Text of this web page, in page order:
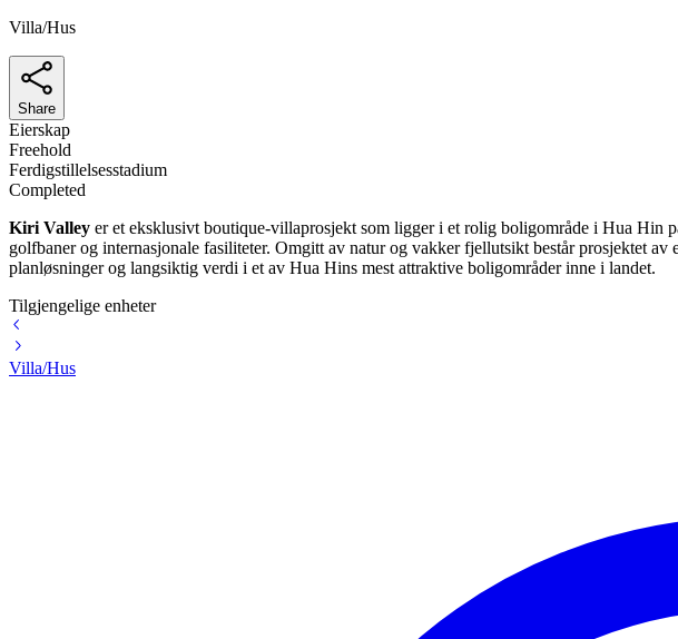
Villa/Hus
Share
Eierskap
Freehold
Ferdigstillelsesstadium
Completed
Kiri Valley er et eksklusivt boutique-villaprosjekt som ligger i et rolig boligområde i Hua Hin
golfbaner og internasjonale fasiliteter. Omgitt av natur og vakker fjellutsikt består prosjektet
planløsninger og langsiktig verdi i et av Hua Hins mest attraktive boligområder inne i landet.
Tilgjengelige enheter
Villa/Hus